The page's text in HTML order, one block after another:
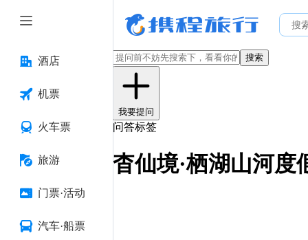
酒店
机票
火车票
旅游
门票·活动
汽车·船票
搜索
我要提问
问答标签
杳仙境·栖湖山河